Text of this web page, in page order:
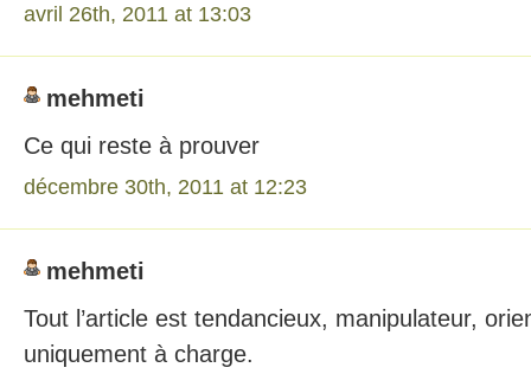
avril 26th, 2011 at 13:03
mehmeti
Ce qui reste à prouver
décembre 30th, 2011 at 12:23
mehmeti
Tout l’article est tendancieux, manipulateur,
uniquement à charge.